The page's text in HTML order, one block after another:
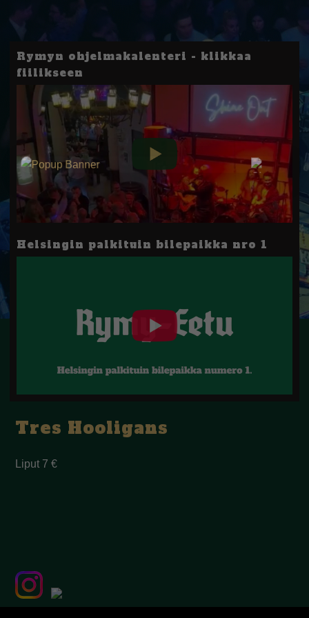
Rymyn ohjelmakalenteri - klikkaa
fiilikseen
Helsingin palkituin bilepaikka nro 1
Tres Hooligans
Liput 7 €